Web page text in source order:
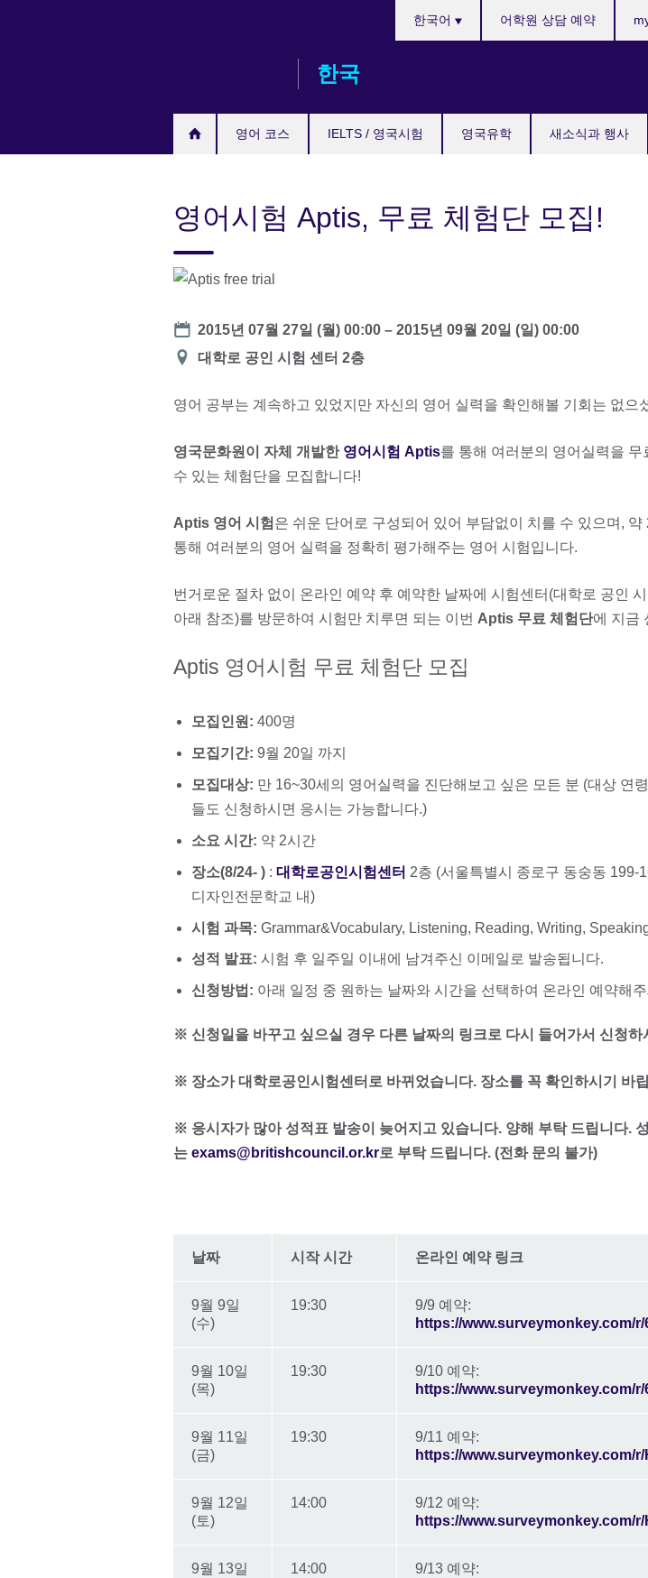
한국
영어 코스 IELTS / 영국시험 영국유학 새소식과 행사
Languages
한국어 어학원 상담 예약
영어시험 Aptis, 무료 체험단 모집!
Date
2015년 07월 27일 (월) 00:00 –2015년 09월 20일 (일) 00:00
장
대학로 공인 시험 센터 2층
영어 공부는 계속하고 있었지만 자신의 영어 실력을 확인해볼 기회는 없으
영국문화원이 자체 개발한 영어시험 Aptis를 통해 여러분의 영어실력을 무
수 있는 체험단을 모집합니다!
Aptis 영어 시험 은 쉬운 단어로 구성되어 있어 부담없이 치를 수 있으며, 약
통해 여러분의 영어 실력을 정확히 평가해주는 영어 시험입니다.
번거로운 절차 없이 온라인 예약 후 예약한 날짜에 시험센터(대학로 공인
아래 참조)를 방문하여 시험만 치루면 되는 이번 Aptis 무료 체험단에 지금
Aptis 영어시험 무료 체험단 모집
모집인원: 400명
모집기간: 9월 20일 까지
모집대상: 만 16~30세의 영어실력을 진단해보고 싶은 모든 분 (대상 연
들도 신청하시면 응시는 가능합니다.)
소요 시간: 약 2시간
장소(8/24- ) : 대학로공인시험센터 2층 (서울특별시 종로구 동숭동 199-
디자인전문학교 내)
시험 과목: Grammar&Vocabulary, Listening, Reading, Writing,
성적 발표: 시험 후 일주일 이내에 남겨주신 이메일로 발송됩니다.
신청방법: 아래 일정 중 원하는 날짜와 시간을 선택하여 온라인 예약해
※ 신청일을 바꾸고 싶으실 경우 다른 날짜의 링크로 다시 들어가서 신청하
※ 장소가 대학로공인시험센터로 바뀌었습니다. 장소를 꼭 확인하시기 바
※ 응시자가 많아 성적표 발송이 늦어지고 있습니다. 양해 부탁 드립니다.
는 exams@britishcouncil.or.kr로 부탁 드립니다. (전화 문의 불가)
날짜 시작 시간 온라인 예약 링크
9월 9일
(수)
19:30
9/9 예약:
https://www.surveymonkey.com/r/
9월 10일
(목)
19:30
9/10 예약:
https://www.surveymonkey.com/
9월 11일
(금)
19:30
9/11 예약:
https://www.surveymonkey.com/r/
9월 12일
(토)
14:00
9/12 예약:
https://www.surveymonkey.com/r/
9월 13일
14:00
9/13 예약: